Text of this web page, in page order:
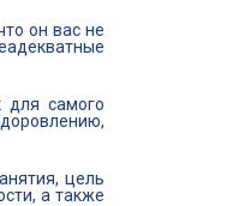
он вас не
для самого
цель
а также